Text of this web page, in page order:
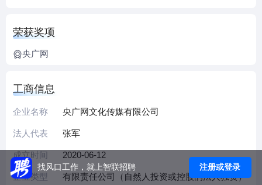
荣获奖项
央广网
工商信息
企业名称 央广网文化传媒有限公司
法人代表 张军
成立时间 2020-06-12
企业类型 有限责任公司（自然人投资或控股的法人独资）
找风口工作，就上智联招聘 注册或登录